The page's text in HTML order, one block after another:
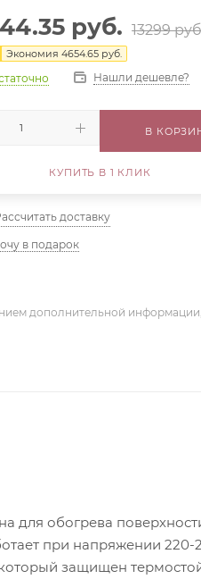
руб. 13299
Экономия4654.65 руб.
Нашли дешевле?
В
КУПИТЬ В 1 КЛИК
доставку
в подарок
дополнительной
для обогрева
при напряжении 220-
защищен